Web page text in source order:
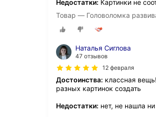
Недостатки: Картинки не
Товар — Головоломка
Наталья Сиглова
47 отзывов
12 февраля
Достоинства: классная
разных картинок создать
Недостатки: нет, не нашла